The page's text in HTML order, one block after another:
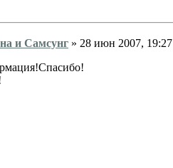
и Самсунг » 28 июн 2007, 19:27